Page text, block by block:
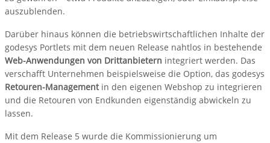
auszublenden.
Darüber hinaus können die betriebswirtschaftlichen Inhalte der
godesys Portlets mit dem neuen Release nahtlos in bestehende
Web-Anwendungen von Drittanbietern integriert werden. Das
verschafft Unternehmen beispielsweise die Option, das godesys
Retouren-Managementin den eigenen Webshop zu integrieren
und die Retouren von Endkunden eigenständig abwickeln zu
lassen.
Mit dem Release 5 wurde die Kommissionierung um